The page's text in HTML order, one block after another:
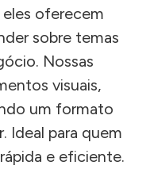
eles oferecem
sobre temas
Nossas
visuais,
um formato
Ideal para quem
e eficiente.